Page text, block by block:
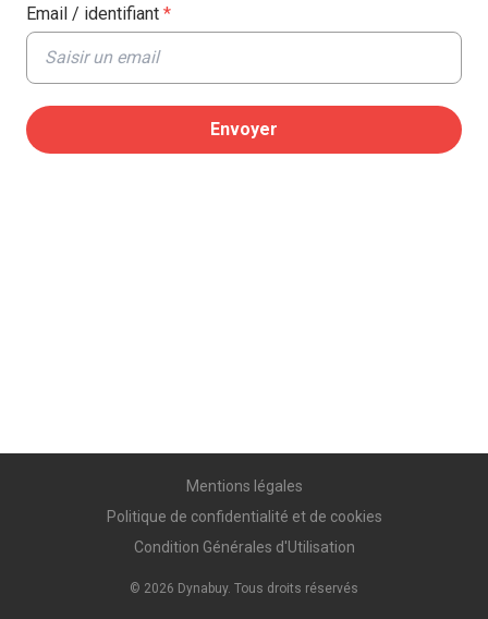
Email / identifiant *
Envoyer
Mentions légales
Politique de confidentialité et de cookies
Condition Générales d'Utilisation
© 2026 Dynabuy. Tous droits réservés